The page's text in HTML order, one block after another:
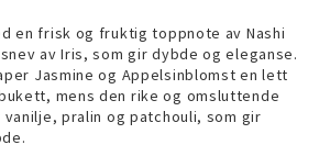
en frisk og fruktig toppnote av Nashi
av Iris, som gir dybde og eleganse.
Jasmine og Appelsinblomst en lett
mens den rike og omsluttende
pralin og patchouli, som gir